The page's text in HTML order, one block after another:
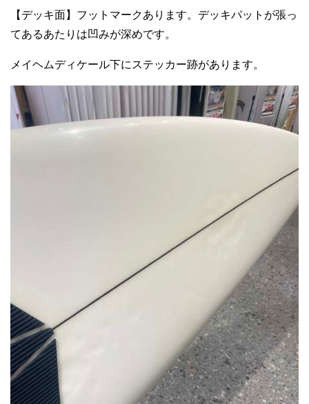
【デッキ面】フットマークあります。デッキパットが張っ
てあるあたりは凹みが深めです。
メイヘムディケール下にステッカー跡があります。